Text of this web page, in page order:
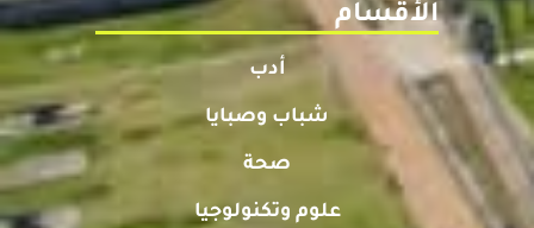
الأقسام
أدب
شباب وصبايا
صحة
علوم وتكنولوجيا